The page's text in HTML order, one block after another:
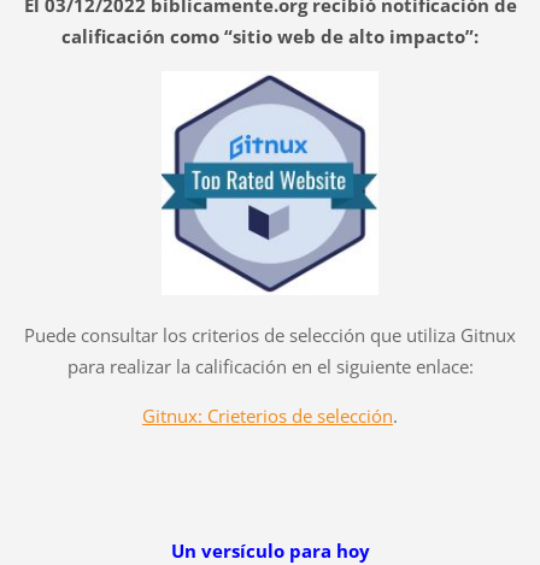
calificación como “sitio web de alto impacto”:
Puede consultar los criterios de selección que utiliza Gitnux
para realizar la calificación en el siguiente enlace:
Gitnux: Crieterios de selección.
Un versículo para hoy